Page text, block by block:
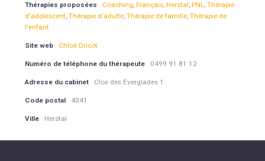
Thérapies proposées Coaching, Français, Herstal, PNL, Thérapie
d'adolescent, Thérapie d'adulte, Thérapie de famille, Thérapie de
l'enfant
Site web Chloé Dricot
Numéro de téléphone du thérapeute 0499 91 81 12
Adresse du cabinet Clos des Everglades 1
Code postal 4041
Ville Herstal